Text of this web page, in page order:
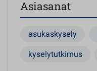
Asiasanat
asukaskysely
kyselytutkimus